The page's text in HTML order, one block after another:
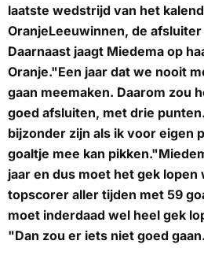
laatste wedstrijd van het
OranjeLeeuwinnen, de afsluiter
Daarnaast jaagt Miedema op
Oranje."Een jaar dat we nooit
gaan meemaken. Daarom zou
goed afsluiten, met drie
bijzonder zijn als ik voor eigen
goaltje mee kan
jaar en dus moet het gek lopen
topscorer aller tijden met 59
moet inderdaad wel heel gek
"Dan zou er iets niet goed